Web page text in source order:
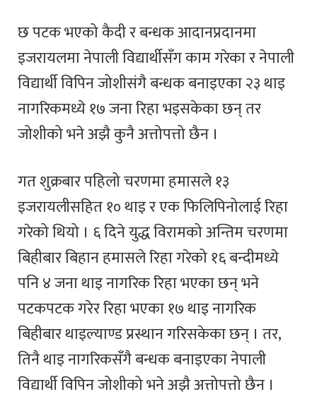
छ पटक भएको कैदी र बन्धक आदानप्रदानमा
इजरायलमा नेपाली विद्यार्थीसँग काम गरेका र नेपाली
विद्यार्थी विपिन जोशीसंगै बन्धक बनाइएका २३ थाइ
नागरिकमध्ये १७ जना रिहा भइसकेका छन् तर
जोशीको भने अझै कुनै अत्तोपत्तो छैन ।
गत शुक्रबार पहिलो चरणमा हमासले १३
इजरायलीसहित १० थाइ र एक फिलिपिनोलाई रिहा
गरेको थियो । ६ दिने युद्ध विरामको अन्तिम चरणमा
बिहीबार बिहान हमासले रिहा गरेको १६ बन्दीमध्ये
पनि ४ जना थाइ नागरिक रिहा भएका छन् भने
पटकपटक गरेर रिहा भएका १७ थाइ नागरिक
बिहीबार थाइल्याण्ड प्रस्थान गरिसकेका छन् । तर,
तिनै थाइ नागरिकसँगै बन्धक बनाइएका नेपाली
विद्यार्थी विपिन जोशीको भने अझै अत्तोपत्तो छैन ।